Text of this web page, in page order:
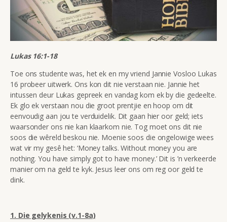
Lukas 16:1-18
Toe ons studente was, het ek en my vriend Jannie Vosloo Lukas
16 probeer uitwerk. Ons kon dit nie verstaan nie. Jannie het
intussen deur Lukas gepreek en vandag kom ek by die gedeelte.
Ek glo ek verstaan nou die groot prentjie en hoop om dit
eenvoudig aan jou te verduidelik. Dit gaan hier oor geld; iets
waarsonder ons nie kan klaarkom nie. Tog moet ons dit nie
soos die wêreld beskou nie. Moenie soos die ongelowige wees
wat vir my gesê het: ‘Money talks. Without money you are
nothing. You have simply got to have money.’ Dit is ’n verkeerde
manier om na geld te kyk. Jesus leer ons om reg oor geld te
dink.
1. Die gelykenis (v.1-8a)